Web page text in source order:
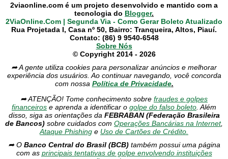
2viaonline.com é um projeto desenvolvido e mantido com a
tecnologia do Blogger.
2ViaOnline.Com | Segunda Via - Como Gerar Boleto Atualizado
Rua Projetada I, Casa nº 50, Bairro: Tranqueira, Altos, Piauí.
Contato: (86) 9 9540-6548
Sobre Nós
© Copyright 2014 - 2026
➦ A gente utiliza cookies para personalizar anúncios e melhorar
experiência dos usuários. Ao continuar navegando, você concorda
com nossa Política de Privacidade.
➦ ATENÇÃO! Tome conhecimento sobre fraudes e golpes
financeiros e aprenda a identificar o golpe do falso boleto . Além
disso, siga as orientações da FEBRABAN (Federação Brasileira
de Bancos) sobre cuidados com Operações Bancárias na Internet,
Ataque Phishing e Uso de Cartões de Crédito.
➦ O Banco Central do Brasil (BCB)também possui uma página
com as principais tentativas de golpe envolvendo instituições